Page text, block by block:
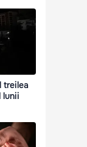
treilea
lunii